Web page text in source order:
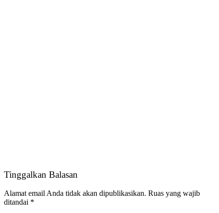
Tinggalkan Balasan
Alamat email Anda tidak akan dipublikasikan. Ruas yang wajib
ditandai *